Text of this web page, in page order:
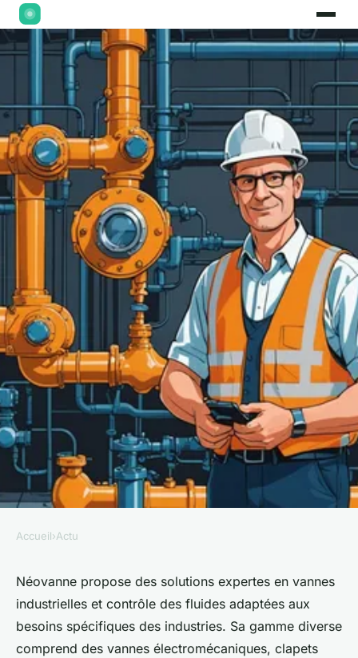
Néovanne : expert en vannes
industrielles et solutions
fluides
Accueil›Actu
Néovanne propose des solutions expertes en vannes
industrielles et contrôle des fluides adaptées aux
besoins spécifiques des industries. Sa gamme diverse
comprend des vannes électromécaniques, clapets